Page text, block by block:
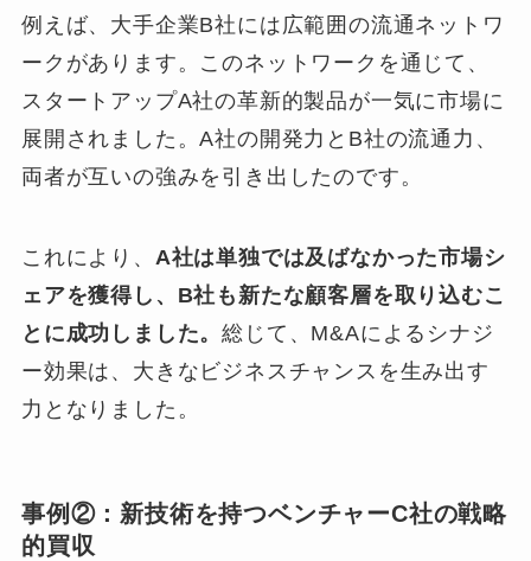
例えば、大手企業B社には広範囲の流通ネットワ
ークがあります。このネットワークを通じて、
スタートアップA社の革新的製品が一気に市場に
展開されました。A社の開発力とB社の流通力、
両者が互いの強みを引き出したのです。
これにより、 A社は単独では及ばなかった市場シ
ェアを獲得し、B社も新たな顧客層を取り込むこ
とに成功しました。総じて、M&Aによるシナジ
ー効果は、大きなビジネスチャンスを生み出す
力となりました。
事例②：新技術を持つベンチャーC社の戦略
的買収